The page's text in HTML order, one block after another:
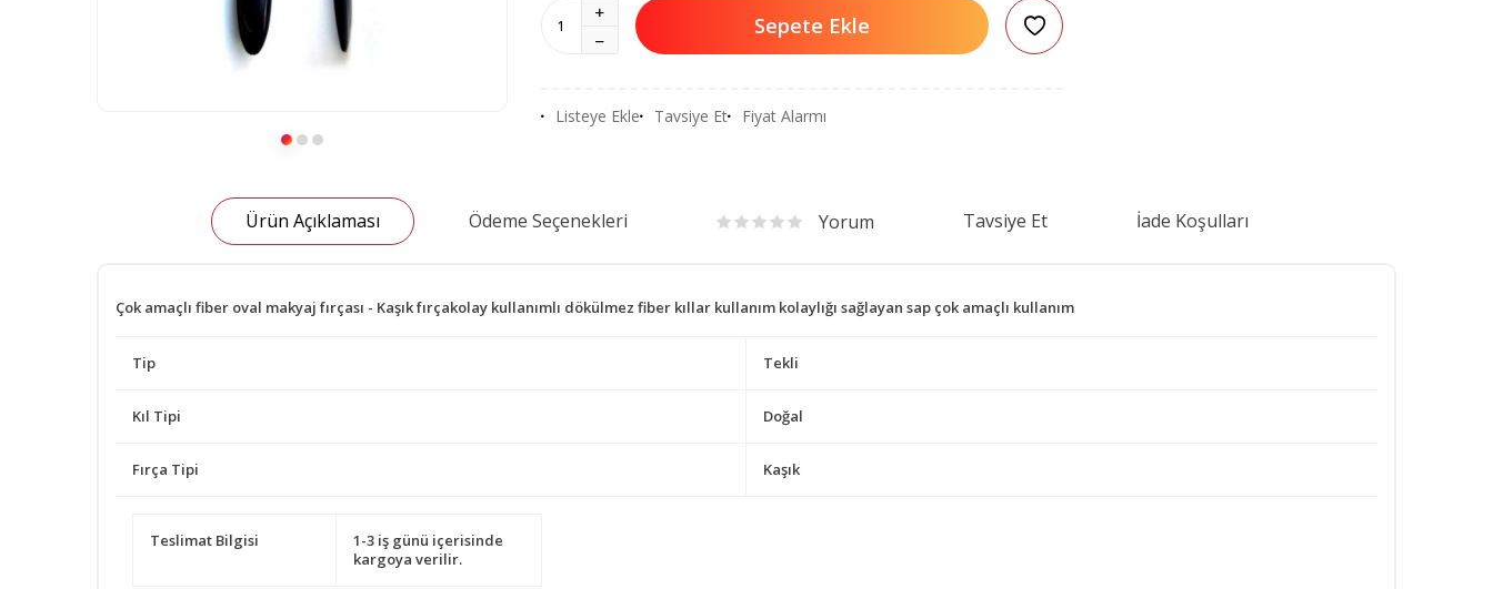
Sepete Ekle
Listeye Ekle Tavsiye Et Fiyat Alarmı
Ürün Açıklaması Ödeme Seçenekleri Yorum Tavsiye Et İade Koşulları
Çok amaçlı fiber oval makyaj fırçası - Kaşık fırçakolay kullanımlı dökülmez fiber kıllar kullanım kolaylığı sağlayan sap çok amaçlı kullanım
Tip Tekli
Kıl Tipi Doğal
Fırça Tipi Kaşık
Teslimat Bilgisi
1-3 iş günü içerisinde
kargoya verilir.